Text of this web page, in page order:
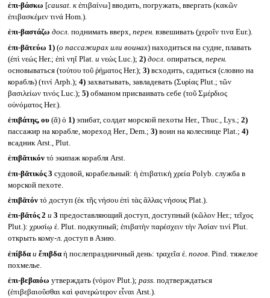
ἐπι-βάσκω [causat. кἐπιβαίνω] вводить, погружать, ввергать (κακῶν
ἐπιβασκέμεν τινά Hom.).
ἐπι-βαστάζω досл. поднимать вверх, перен. взвешивать (χεροῖν τινα Eur.).
ἐπι-βᾰτεύω 1)(о пассажирах или воинах) находиться на судне, плавать
(ἐπὶ νεώς Her.; ἐπὶ νηΐ Plat. и νεώς Luc.); 2) досл. опираться, перен.
основываться (τούτου τοῦ ῥήματος Her.); 3)всходить, садиться (словно на
корабль) (τινί Arph.); 4)захватывать, завладевать (Συρίας Plut.; τῶν
βασιλείων τινός Luc.); 5)обманом присваивать себе (τοῦ Σμέρδιος
οὐνόματος Her.).
ἐπιβάτης, ου(ᾰ) ὁ 1)эпибат, солдат морской пехоты Her., Thuc., Lys.; 2)
пассажир на корабле, мореход Her., Dem.; 3)воин на колеснице Plat.; 4)
всадник Arst., Plut.
ἐπιβᾰτικόν τό экипаж корабля Arst.
ἐπι-βᾰτικός 3 судовой, корабельный: ἡ ἐπιβατικὴ χρεία Polyb. служба в
морской пехоте.
ἐπιβᾰτόν τό доступ (ἐκ τῆς νήσου ἐπὶ τὰς ἄλλας νήσους Plat.).
ἐπι-βᾰτός 2 и 3 предоставляющий доступ, доступный (κῶλον Her.; τεῖχος
Plut.): χρυσίῳ ἐ. Plut. подкупный; ἐπιβατὴν παρέσχειν τὴν Ἀσίαν τινί Plut.
открыть кому-л. доступ в Азию.
ἐπίβδα и ἔπιβδα ἡ послепраздничный день: τραχεῖα ἐ. погов. Pind. тяжелое
похмелье.
ἐπι-βεβαιόω утверждать (νόμον Plut.); pass. подтверждаться
(ἐπιβεβαιοῦσθαι καὶ φανερώτερον εἶναι Arst.).